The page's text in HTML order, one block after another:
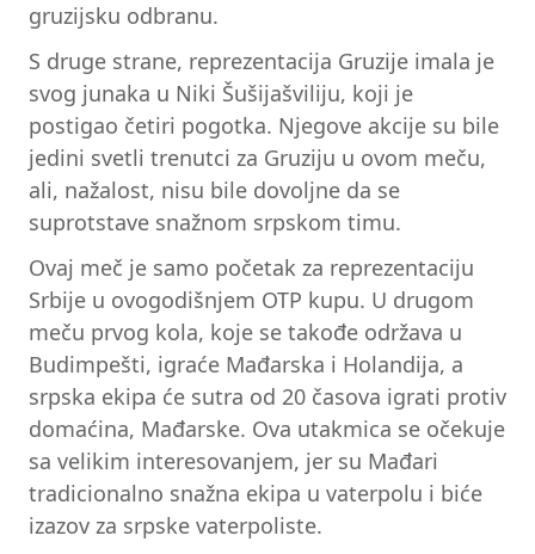
gruzijsku odbranu.
S druge strane, reprezentacija Gruzije imala je
svog junaka u Niki Šušijašviliju, koji je
postigao četiri pogotka. Njegove akcije su bile
jedini svetli trenutci za Gruziju u ovom meču,
ali, nažalost, nisu bile dovoljne da se
suprotstave snažnom srpskom timu.
Ovaj meč je samo početak za reprezentaciju
Srbije u ovogodišnjem OTP kupu. U drugom
meču prvog kola, koje se takođe održava u
Budimpešti, igraće Mađarska i Holandija, a
srpska ekipa će sutra od 20 časova igrati protiv
domaćina, Mađarske. Ova utakmica se očekuje
sa velikim interesovanjem, jer su Mađari
tradicionalno snažna ekipa u vaterpolu i biće
izazov za srpske vaterpoliste.